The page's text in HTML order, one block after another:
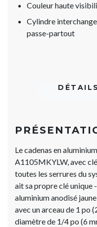
Couleur haute
Cylindre
passe-partout
Le cadenas en
A1105MKYLW, avec
toutes les serrures du
ait sa propre clé unique
aluminium anodisé
avec un arceau de 1 po
diamètre de 1/4 po (6